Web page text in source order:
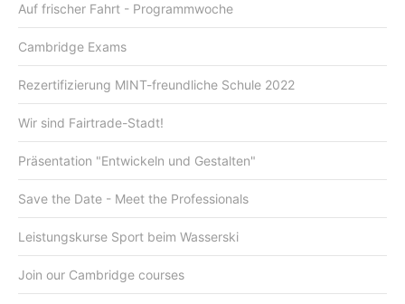
Auf frischer Fahrt - Programmwoche
Cambridge Exams
Rezertifizierung MINT-freundliche Schule 2022
Wir sind Fairtrade-Stadt!
Präsentation "Entwickeln und Gestalten"
Save the Date - Meet the Professionals
Leistungskurse Sport beim Wasserski
Join our Cambridge courses